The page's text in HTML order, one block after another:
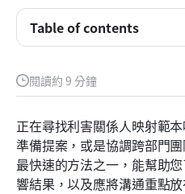
閱讀約 9 分鐘
正在尋找利害關係人映射範
準備提案，或是協調跨部門
最快速的方法之一，能幫助
響結果，以及應將溝通重點放
Table of contents
什麼是利害關係人映射範本
最佳利害關係人映射範本
為什麼利害關係人映射範本
利害關係人映射範本的格
為什麼 Lark 是進行利害
結論